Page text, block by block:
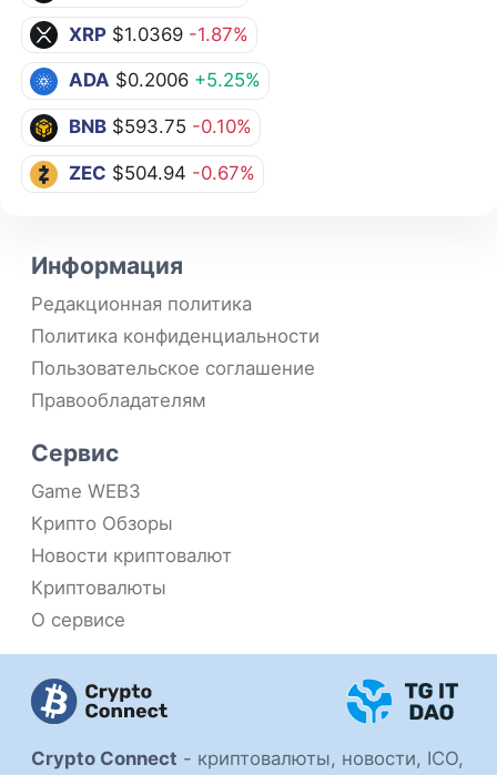
XRP $1.0369 -1.87%
ADA $0.2006 +5.25%
BNB $593.75 -0.10%
ZEC $504.94 -0.67%
Crypto Connect - криптовалюты, новости, ICO,
Информация
Редакционная политика
Политика конфиденциальности
Пользовательское соглашение
Правообладателям
Сервис
Game WEB3
Крипто Обзоры
Новости криптовалют
Криптовалюты
О сервисе